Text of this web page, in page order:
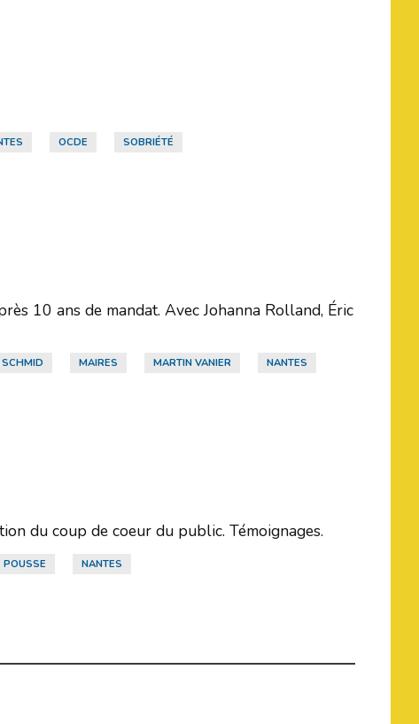
OCDE SOBRIÉTÉ
10 ans de mandat. Avec Johanna Rolland, Éric
SCHMID MAIRES MARTIN VANIER NANTES
du coup de coeur du public. Témoignages.
POUSSE NANTES